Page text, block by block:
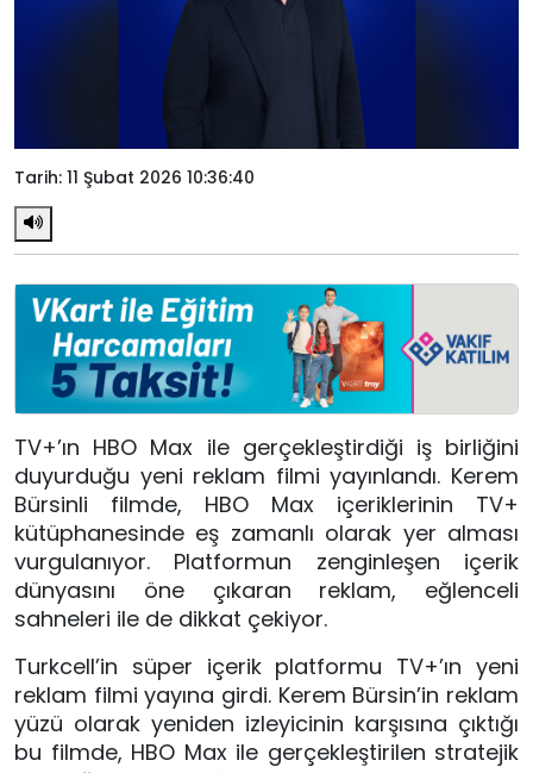
Tarih: 11 Şubat 2026 10:36:40
TV+’ın HBO Max ile gerçekleştirdiği iş birliğini
duyurduğu yeni reklam filmi yayınlandı. Kerem
Bürsinli filmde, HBO Max içeriklerinin TV+
kütüphanesinde eş zamanlı olarak yer alması
vurgulanıyor. Platformun zenginleşen içerik
dünyasını öne çıkaran reklam, eğlenceli
sahneleri ile de dikkat çekiyor.
Turkcell’in süper içerik platformu TV+’ın yeni
reklam filmi yayına girdi. Kerem Bürsin’in reklam
yüzü olarak yeniden izleyicinin karşısına çıktığı
bu filmde, HBO Max ile gerçekleştirilen stratejik